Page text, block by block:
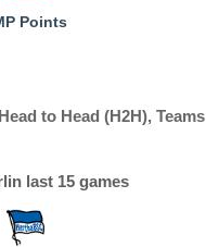
Points
to Head (H2H), Teams
last 15 games